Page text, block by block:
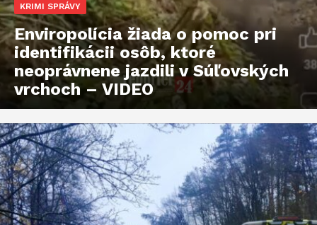
KRIMI SPRÁVY
Enviropolícia žiada o pomoc pri
identifikácii osôb, ktoré
neoprávnene jazdili v Súľovských
vrchoch – VIDEO